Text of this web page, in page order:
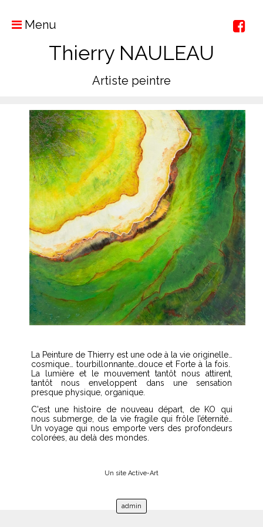
Menu
Thierry NAULEAU
Artiste peintre
La Peinture de Thierry est une ode à la vie originelle…
cosmique… tourbillonnante…douce et Forte à la fois.
La lumière et le mouvement tantôt nous attirent,
tantôt nous enveloppent dans une sensation
presque physique, organique.
C'est une histoire de nouveau départ, de KO qui
nous submerge, de la vie fragile qui frôle l’éternité…
Un voyage qui nous emporte vers des profondeurs
colorées, au delà des mondes.
Un site Active-Art
admin